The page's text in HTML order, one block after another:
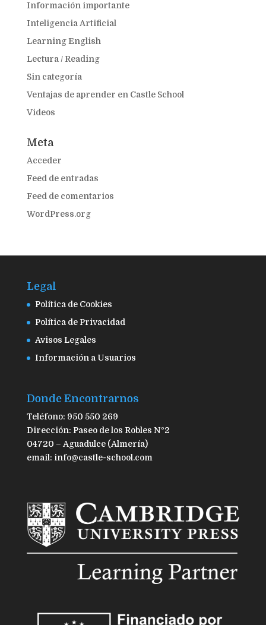
Información importante
Inteligencia Artificial
Learning English
Lectura / Reading
Sin categoría
Ventajas de aprender en Castle School
Videos
Meta
Acceder
Feed de entradas
Feed de comentarios
WordPress.org
Legal
Política de Cookies
Política de Privacidad
Avisos Legales
Información a Usuarios
Donde Encontrarnos
Teléfono: 950 550 269
Dirección: Paseo de los Robles Nº2
04720 – Aguadulce (Almería)
email: info@castle-school.com